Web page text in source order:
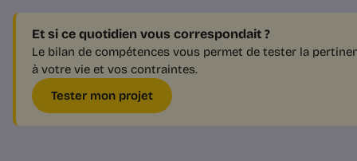
Et si ce quotidien vous correspondait ?
Le bilan de compétences vous permet de tester la
à votre vie et vos contraintes.
Tester mon projet